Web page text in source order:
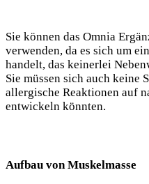
Sie können das Omnia
verwenden, da es sich um
handelt, das keinerlei
Sie müssen sich auch keine
allergische Reaktionen auf
entwickeln könnten.
Aufbau von Muskelmasse